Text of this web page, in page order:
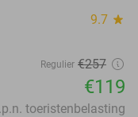
9.7 star
Regulier €257
€119
toeristenbelasting